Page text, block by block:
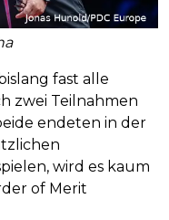
fast alle
zwei Teilnahmen
endeten in der
wird es kaum
of Merit